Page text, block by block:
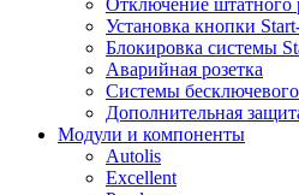
Отключение штатного
Установка кнопки
Блокировка системы
Аварийная розетка
Системы
Дополнительная
Модули и компоненты
Autolis
Excellent